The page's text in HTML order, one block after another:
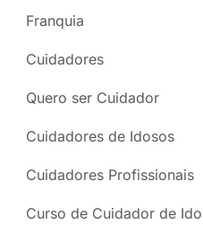
Franquia
Cuidadores
Quero ser Cuidador
Cuidadores de Idosos
Cuidadores Profissionais
Curso de Cuidador de